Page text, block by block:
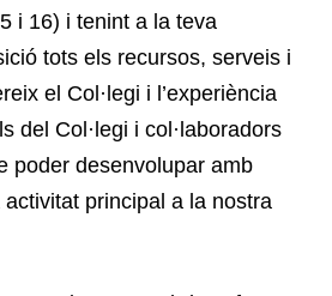
i 16) i tenint a la teva
tots els recursos, serveis i
el Col·legi i l’experiència
del Col·legi i col·laboradors
poder desenvolupar amb
principal a la nostra